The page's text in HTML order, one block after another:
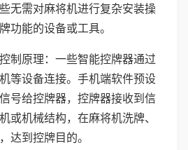
无需对麻将机进行复杂安装操
功能的设备或工具。
制原理：一些智能控牌器通过
等设备连接。手机端软件预设
号给控牌器，控牌器接收到信
或机械结构，在麻将机洗牌、
达到控牌目的。